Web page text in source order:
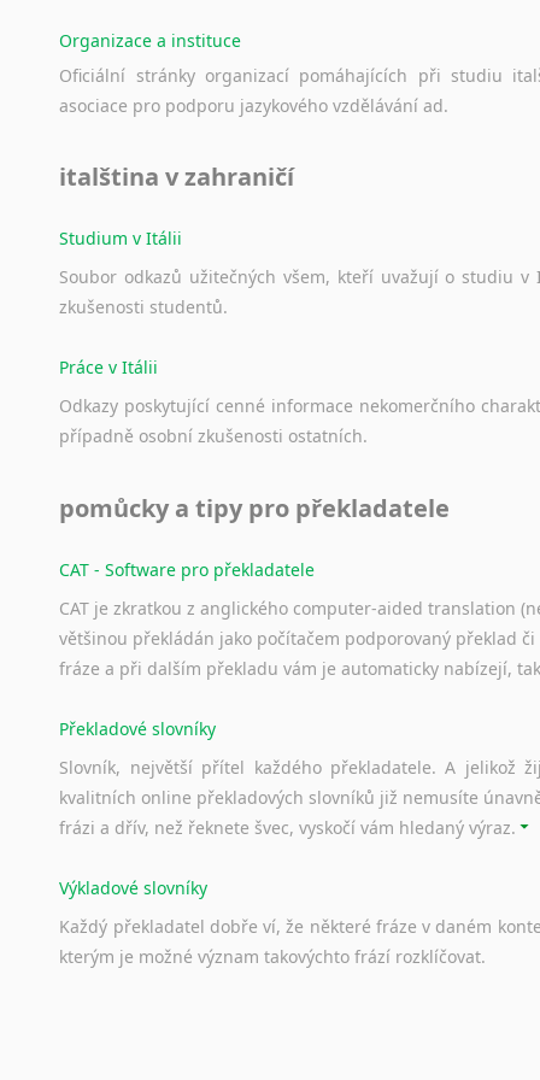
Organizace a instituce
Oficiální stránky organizací pomáhajících při studiu
asociace pro podporu jazykového vzdělávání ad.
italština v zahraničí
Studium v Itálii
Soubor odkazů užitečných všem, kteří uvažují o studiu v
zkušenosti studentů.
Práce v Itálii
Odkazy poskytující cenné informace nekomerčního
případně osobní zkušenosti ostatních.
pomůcky a tipy pro překladatele
CAT - Software pro překladatele
CAT je zkratkou z anglického computer-aided translation
většinou překládán jako počítačem podporovaný překlad
fráze a při dalším překladu vám je automaticky nabízejí,
Překladové slovníky
Slovník, největší přítel každého překladatele. A jelikož
kvalitních online překladových slovníků již nemusíte
frázi a dřív, než řeknete švec, vyskočí vám hledaný výraz.
Výkladové slovníky
Každý překladatel dobře ví, že některé fráze v daném
kterým je možné význam takovýchto frází rozklíčovat.